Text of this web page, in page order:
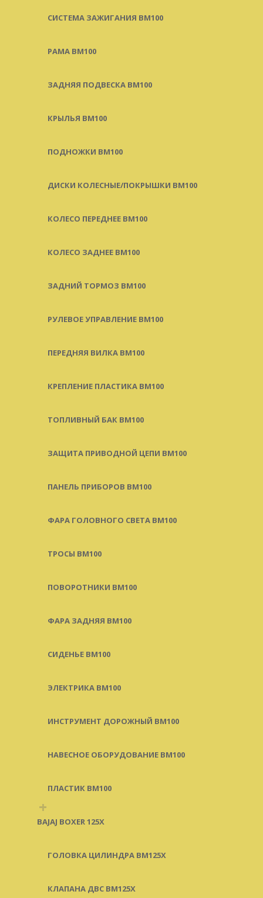
СИСТЕМА ЗАЖИГАНИЯ BM100
РАМА BM100
ЗАДНЯЯ ПОДВЕСКА BM100
КРЫЛЬЯ BM100
ПОДНОЖКИ BM100
ДИСКИ КОЛЕСНЫЕ/ПОКРЫШКИ BM100
КОЛЕСО ПЕРЕДНЕЕ BM100
КОЛЕСО ЗАДНЕЕ BM100
ЗАДНИЙ ТОРМОЗ BM100
РУЛЕВОЕ УПРАВЛЕНИЕ BM100
ПЕРЕДНЯЯ ВИЛКА BM100
КРЕПЛЕНИЕ ПЛАСТИКА BM100
ТОПЛИВНЫЙ БАК BM100
ЗАЩИТА ПРИВОДНОЙ ЦЕПИ BM100
ПАНЕЛЬ ПРИБОРОВ BM100
ФАРА ГОЛОВНОГО СВЕТА BM100
ТРОСЫ BM100
ПОВОРОТНИКИ BM100
ФАРА ЗАДНЯЯ BM100
СИДЕНЬЕ BM100
ЭЛЕКТРИКА BM100
ИНСТРУМЕНТ ДОРОЖНЫЙ BM100
НАВЕСНОЕ ОБОРУДОВАНИЕ BM100
ПЛАСТИК BM100
+
BAJAJ BOXER 125X
ГОЛОВКА ЦИЛИНДРА BM125X
КЛАПАНА ДВС BM125X